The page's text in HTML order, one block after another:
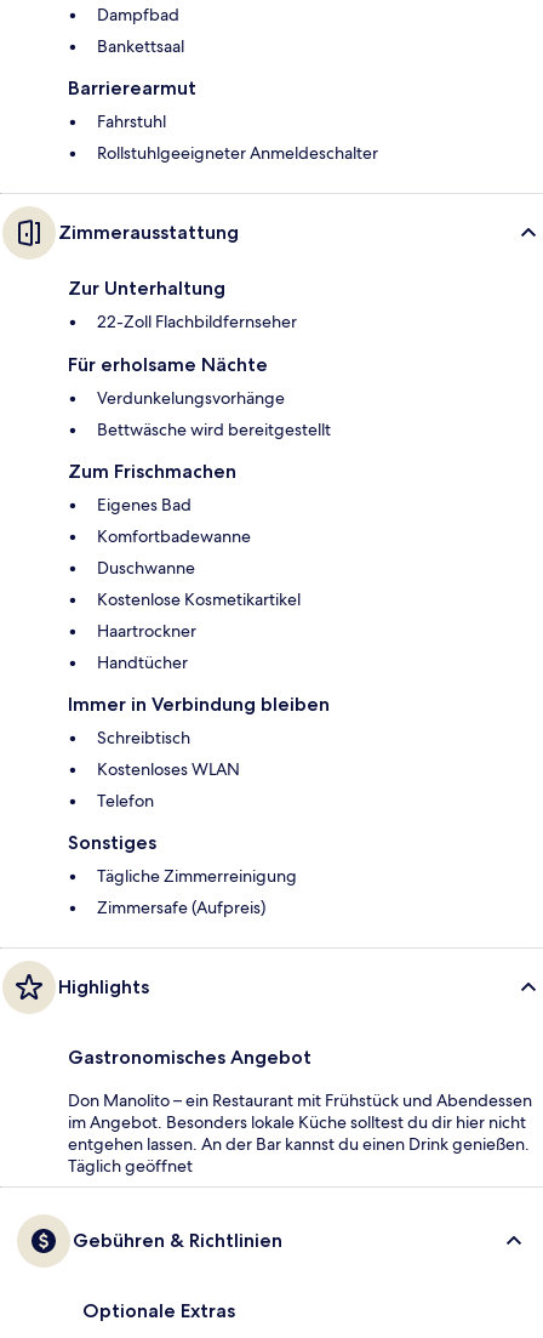
Dampfbad
Bankettsaal
Barrierearmut
Fahrstuhl
Rollstuhlgeeigneter Anmeldeschalter
Zimmerausstattung
Zur Unterhaltung
22-Zoll Flachbildfernseher
Für erholsame Nächte
Verdunkelungsvorhänge
Bettwäsche wird bereitgestellt
Zum Frischmachen
Eigenes Bad
Komfortbadewanne
Duschwanne
Kostenlose Kosmetikartikel
Haartrockner
Handtücher
Immer in Verbindung bleiben
Schreibtisch
Kostenloses WLAN
Telefon
Sonstiges
Tägliche Zimmerreinigung
Zimmersafe (Aufpreis)
Highlights
Gastronomisches Angebot
Don Manolito – ein Restaurant mit Frühstück und Abendessen
im Angebot. Besonders lokale Küche solltest du dir hier nicht
entgehen lassen. An der Bar kannst du einen Drink genießen.
Täglich geöffnet
Gebühren & Richtlinien
Optionale Extras